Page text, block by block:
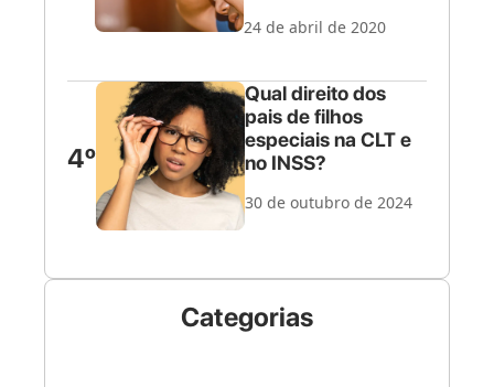
24 de abril de 2020
4º
Qual direito dos
pais de filhos
especiais na CLT e
no INSS?
30 de outubro de 2024
Categorias